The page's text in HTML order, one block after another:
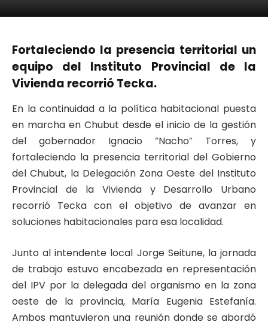
Fortaleciendo la presencia territorial un
equipo del Instituto Provincial de la
Vivienda recorrió Tecka.
En la continuidad a la política habitacional puesta
en marcha en Chubut desde el inicio de la gestión
del gobernador Ignacio “Nacho” Torres, y
fortaleciendo la presencia territorial del Gobierno
del Chubut, la Delegación Zona Oeste del Instituto
Provincial de la Vivienda y Desarrollo Urbano
recorrió Tecka con el objetivo de avanzar en
soluciones habitacionales para esa localidad.
Junto al intendente local Jorge Seitune, la jornada
de trabajo estuvo encabezada en representación
del IPV por la delegada del organismo en la zona
oeste de la provincia, María Eugenia Estefanía.
Ambos mantuvieron una reunión donde se abordó